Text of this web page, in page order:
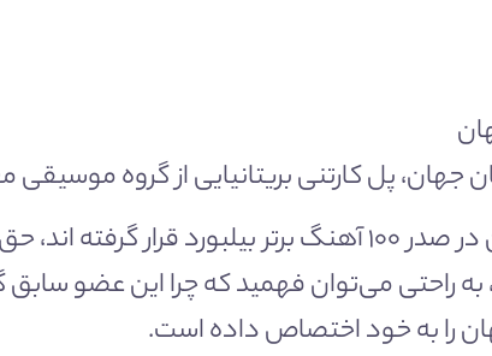
پل کارتنی بریتانیایی از گروه موسیقی
را به خود اختصاص داده است.